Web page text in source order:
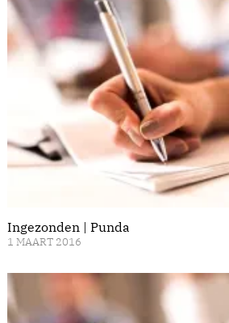
Ingezonden | Punda
1 MAART 2016